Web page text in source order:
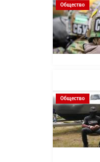
Общество
Общество